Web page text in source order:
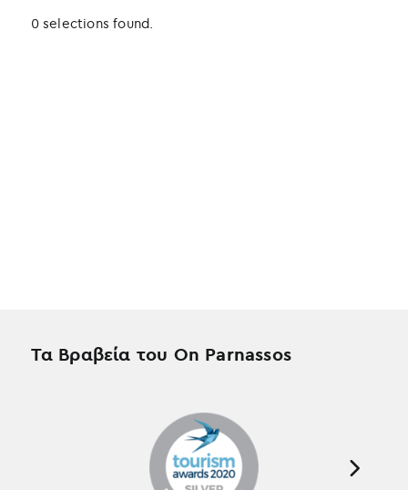
0 selections found.
Τα Βραβεία του On Parnassos